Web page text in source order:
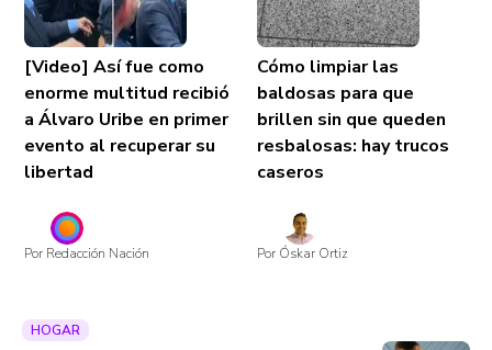
[Video] Así fue como
enorme multitud recibió
a Álvaro Uribe en primer
evento al recuperar su
libertad
Por Redacción Nación
Cómo limpiar las
baldosas para que
brillen sin que queden
resbalosas: hay trucos
caseros
Por Óskar Ortiz
HOGAR